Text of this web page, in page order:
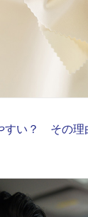
すい？ その理